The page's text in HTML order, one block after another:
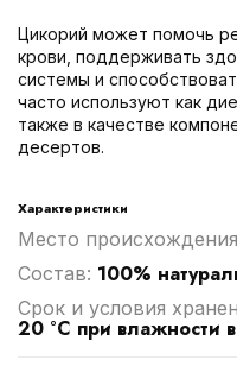
Цикорий может помочь
крови, поддерживать
системы и
часто используют как
также в качестве
десертов.
Характеристики
Место
Cостав: 100%
Срок и условия
20 °C при влажности